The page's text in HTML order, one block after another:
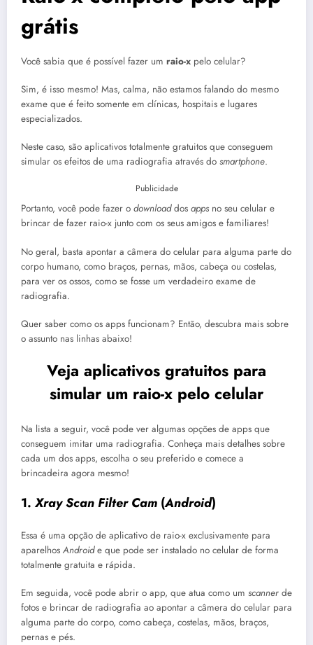
grátis
Você sabia que é possível fazer um raio-x pelo celular?
Sim, é isso mesmo! Mas, calma, não estamos falando do mesmo
exame que é feito somente em clínicas, hospitais e lugares
especializados.
Neste caso, são aplicativos totalmente gratuitos que conseguem
simular os efeitos de uma radiografia através do smartphone.
Publicidade
Portanto, você pode fazer o downloaddos apps no seu celular e
brincar de fazer raio-x junto com os seus amigos e familiares!
No geral, basta apontar a câmera do celular para alguma parte do
corpo humano, como braços, pernas, mãos, cabeça ou costelas,
para ver os ossos, como se fosse um verdadeiro exame de
radiografia.
Quer saber como os apps funcionam? Então, descubra mais sobre
o assunto nas linhas abaixo!
Veja aplicativos gratuitos para
simular um raio-x pelo celular
Na lista a seguir, você pode ver algumas opções de apps que
conseguem imitar uma radiografia. Conheça mais detalhes sobre
cada um dos apps, escolha o seu preferido e comece a
brincadeira agora mesmo!
1. Xray Scan Filter Cam (Android)
Essa é uma opção de aplicativo de raio-x exclusivamente para
aparelhos Androide que pode ser instalado no celular de forma
totalmente gratuita e rápida.
Em seguida, você pode abrir o app, que atua como um scanner de
fotos e brincar de radiografia ao apontar a câmera do celular para
alguma parte do corpo, como cabeça, costelas, mãos, braços,
pernas e pés.